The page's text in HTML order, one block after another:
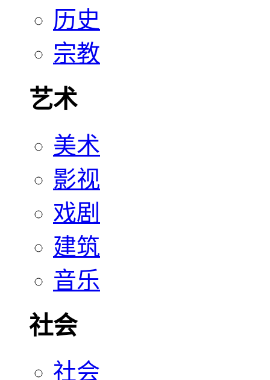
历史
宗教
艺术
美术
影视
戏剧
建筑
音乐
社会
社会